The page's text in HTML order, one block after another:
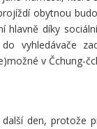
obytnou
hlavně díky
vyhledávače
v Čchung-
den, protože